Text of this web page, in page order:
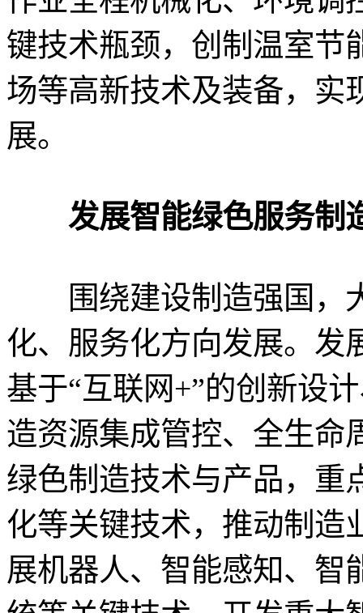
键技术瓶颈，创制温室节
场等高新技术及装备，实
展。
发展智能绿色服务制
围绕建设制造强国，
化、服务化方向发展。发
基于“互联网+”的创新设
造资源集成管控、全生命
绿色制造技术与产品，重
化等关键技术，推动制造
展机器人、智能感知、智